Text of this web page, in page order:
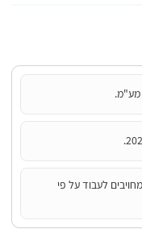
מע"מ.
לעבוד על פי